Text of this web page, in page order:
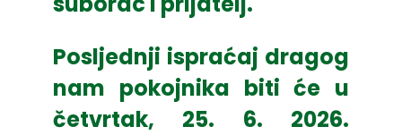
Posljednji ispraćaj dragog
nam pokojnika biti će u
četvrtak, 25. 6. 2026.